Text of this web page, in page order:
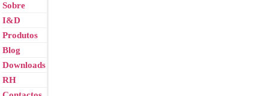
Sobre
I&D
Produtos
Blog
Downloads
RH